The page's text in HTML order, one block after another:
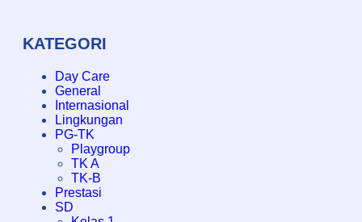
KATEGORI
Day Care
General
Internasional
Lingkungan
PG-TK
Playgroup
TK A
TK-B
Prestasi
SD